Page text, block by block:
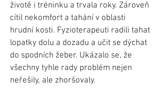
životě i tréninku a trvala roky. Zároveň
cítil nekomfort a tahání v oblasti
hrudní kosti. Fyzioterapeuti radili tahat
lopatky dolu a dozadu a učit se dýchat
do spodních žeber. Ukázalo se, že
všechny tyhle rady problém nejen
neřešily, ale zhoršovaly.